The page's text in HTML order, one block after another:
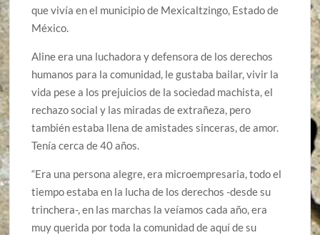
que vivía en el municipio de Mexicaltzingo, Estado de
México.
Aline era una luchadora y defensora de los derechos
humanos para la comunidad, le gustaba bailar, vivir la
vida pese a los prejuicios de la sociedad machista, el
rechazo social y las miradas de extrañeza, pero
también estaba llena de amistades sinceras, de amor.
Tenía cerca de 40 años.
“Era una persona alegre, era microempresaria, todo el
tiempo estaba en la lucha de los derechos -desde su
trinchera-, en las marchas la veíamos cada año, era
muy querida por toda la comunidad de aquí de su